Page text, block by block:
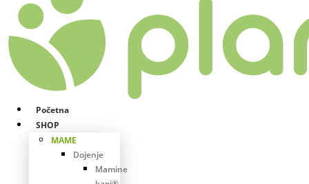
Početna
SHOP
MAME
Dojenje
Mamine